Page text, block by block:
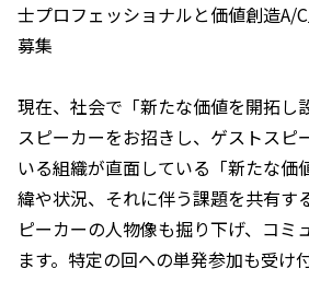
士プロフェッショナルと価値創造A/
募集
現在、社会で「新たな価値を開拓し
スピーカーをお招きし、ゲストスピ
いる組織が直面している「新たな価
緯や状況、それに伴う課題を共有す
ピーカーの人物像も掘り下げ、コミ
ます。特定の回への単発参加も受け